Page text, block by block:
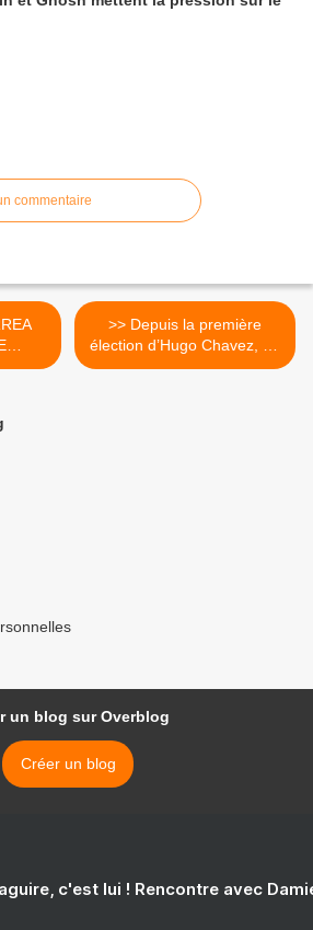
commentaire
>> Depuis la première
élection d’Hugo Chavez, en
1999... >
un blog sur Overblog
Créer un blog
c'est lui ! Rencontre avec